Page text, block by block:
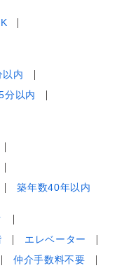
内
分以内
築年数40年以内
エレベーター
仲介手数料不要